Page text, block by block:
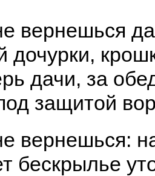
вернешься
дочурки,
дачи, за
защитой
вернешься:
бескрылье